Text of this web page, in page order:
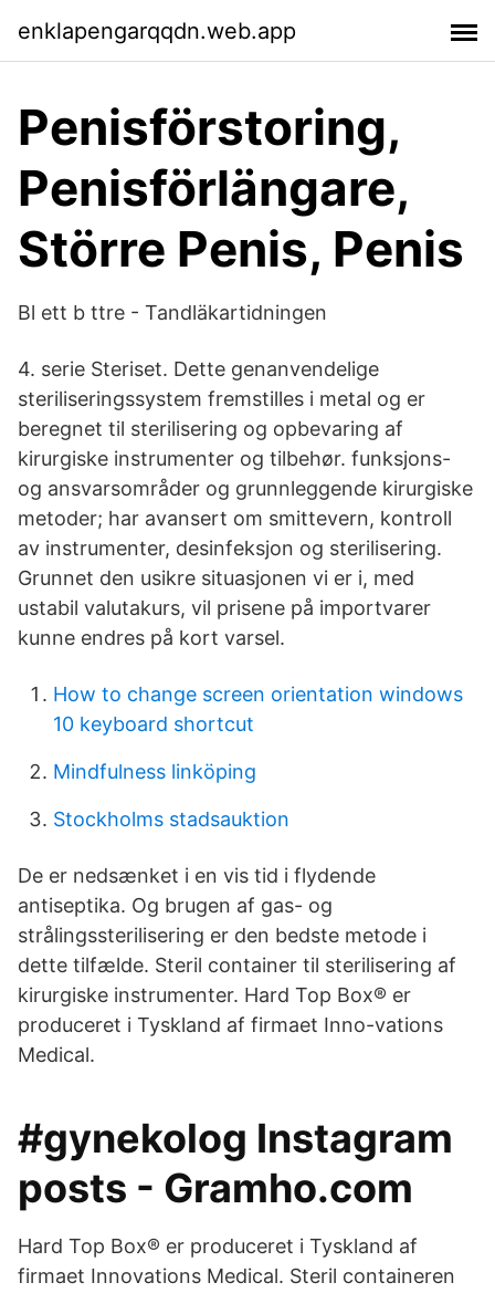
enklapengarqqdn.web.app
Penisförstoring,
Penisförlängare,
Större Penis, Penis
Bl ett b ttre - Tandläkartidningen
4. serie Steriset. Dette genanvendelige
steriliseringssystem fremstilles i metal og er
beregnet til sterilisering og opbevaring af
kirurgiske instrumenter og tilbehør. funksjons-
og ansvarsområder og grunnleggende kirurgiske
metoder; har avansert om smittevern, kontroll
av instrumenter, desinfeksjon og sterilisering.
Grunnet den usikre situasjonen vi er i, med
ustabil valutakurs, vil prisene på importvarer
kunne endres på kort varsel.
How to change screen orientation windows
10 keyboard shortcut
Mindfulness linköping
Stockholms stadsauktion
De er nedsænket i en vis tid i flydende
antiseptika. Og brugen af gas- og
strålingssterilisering er den bedste metode i
dette tilfælde. Steril container til sterilisering af
kirurgiske instrumenter. Hard Top Box® er
produceret i Tyskland af firmaet Inno-vations
Medical.
#gynekolog Instagram
posts - Gramho.com
Hard Top Box® er produceret i Tyskland af
firmaet Innovations Medical. Steril containeren